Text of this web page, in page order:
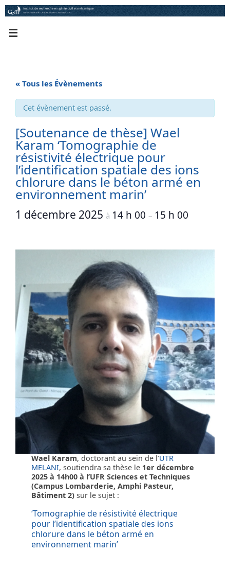
Passer
au
« Tous les Évènements
Cet évènement est passé.
[Soutenance de thèse] Wael
Karam ‘Tomographie de
résistivité électrique pour
l’identification spatiale des ions
chlorure dans le béton armé en
environnement marin’
1 décembre 2025 à 14 h 00 – 15 h 00
Wael Karam, doctorant au sein de l’UTR
MELANI, soutiendra sa thèse le 1er décembre
2025 à 14h00 à l’UFR Sciences et Techniques
(Campus Lombarderie, Amphi Pasteur,
Bâtiment 2)sur le sujet :
‘Tomographie de résistivité électrique
pour l’identification spatiale des ions
chlorure dans le béton armé en
environnement marin’